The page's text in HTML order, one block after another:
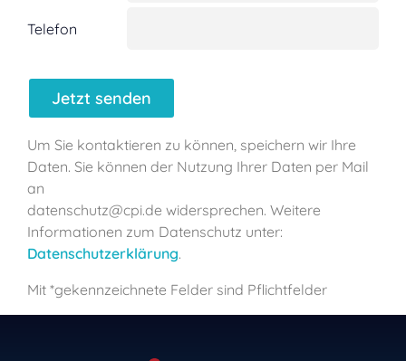
Telefon
Um Sie kontaktieren zu können, speichern wir Ihre
Daten. Sie können der Nutzung Ihrer Daten per Mail
an
datenschutz@cpi.de widersprechen. Weitere
Informationen zum Datenschutz unter:
Datenschutzerklärung.
Mit *gekennzeichnete Felder sind Pflichtfelder